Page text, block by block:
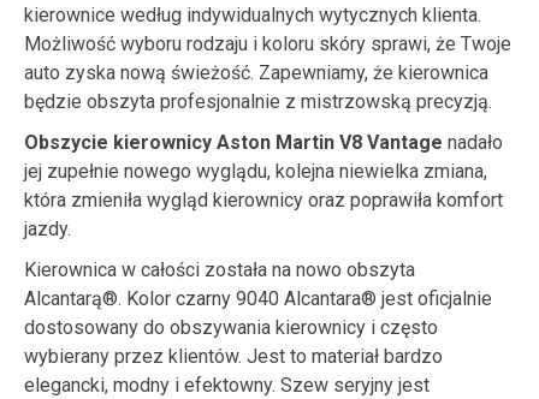
kierownice według indywidualnych wytycznych klienta.
Możliwość wyboru rodzaju i koloru skóry sprawi, że Twoje
auto zyska nową świeżość. Zapewniamy, że kierownica
będzie obszyta profesjonalnie z mistrzowską precyzją.
Obszycie kierownicy Aston Martin V8 Vantage nadało
jej zupełnie nowego wyglądu, kolejna niewielka zmiana,
która zmieniła wygląd kierownicy oraz poprawiła komfort
jazdy.
Kierownica w całości została na nowo obszyta
Alcantarą®. Kolor czarny 9040 Alcantara® jest oficjalnie
dostosowany do obszywania kierownicy i często
wybierany przez klientów. Jest to materiał bardzo
elegancki, modny i efektowny. Szew seryjny jest